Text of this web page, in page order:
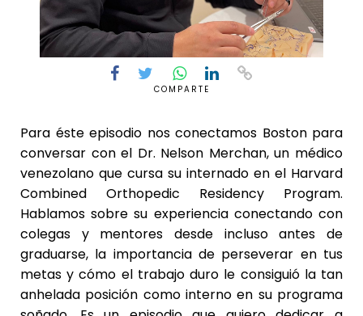
COMPARTE
Para éste episodio nos conectamos Boston para
conversar con el Dr. Nelson Merchan, un médico
venezolano que cursa su internado en el Harvard
Combined Orthopedic Residency Program.
Hablamos sobre su experiencia conectando con
colegas y mentores desde incluso antes de
graduarse, la importancia de perseverar en tus
metas y cómo el trabajo duro le consiguió la tan
anhelada posición como interno en su programa